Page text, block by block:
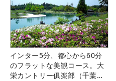
インター5分、都心から60分
のフラットな美観コース。大
栄カントリー俱楽部（千葉